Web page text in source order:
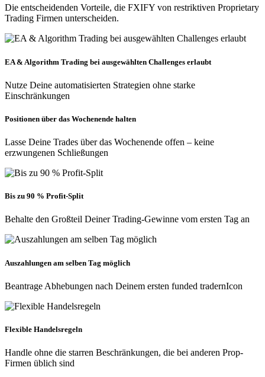
Die entscheidenden Vorteile, die FXIFY von restriktiven Proprietary
Trading Firmen unterscheiden.
EA & Algorithm Trading bei ausgewählten Challenges erlaubt
Nutze Deine automatisierten Strategien ohne starke
Einschränkungen
Positionen über das Wochenende halten
Lasse Deine Trades über das Wochenende offen – keine
erzwungenen Schließungen
Bis zu 90 % Profit-Split
Behalte den Großteil Deiner Trading-Gewinne vom ersten Tag an
Auszahlungen am selben Tag möglich
Beantrage Abhebungen nach Deinem ersten funded tradernIcon
Flexible Handelsregeln
Handle ohne die starren Beschränkungen, die bei anderen Prop-
Firmen üblich sind